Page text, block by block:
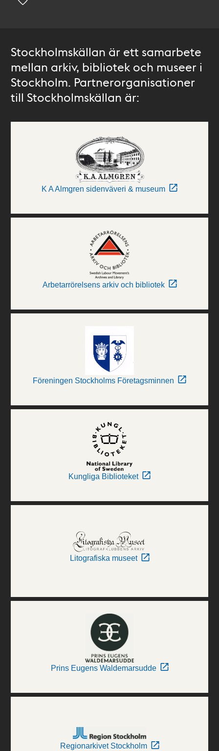
Stockholmskällan är ett samarbete
mellan arkiv, bibliotek och museer i
Stockholm. Partnerorganisationer
till Stockholmskällan är:
K A Almgren sidenväveri & museum
Arbetarrörelsens arkiv och bibliotek
Föreningen Stockholms Företagsminnen
Kungliga Biblioteket
Litografiska museet
Prins Eugens Waldemarsudde
Regionarkivet Stockholm